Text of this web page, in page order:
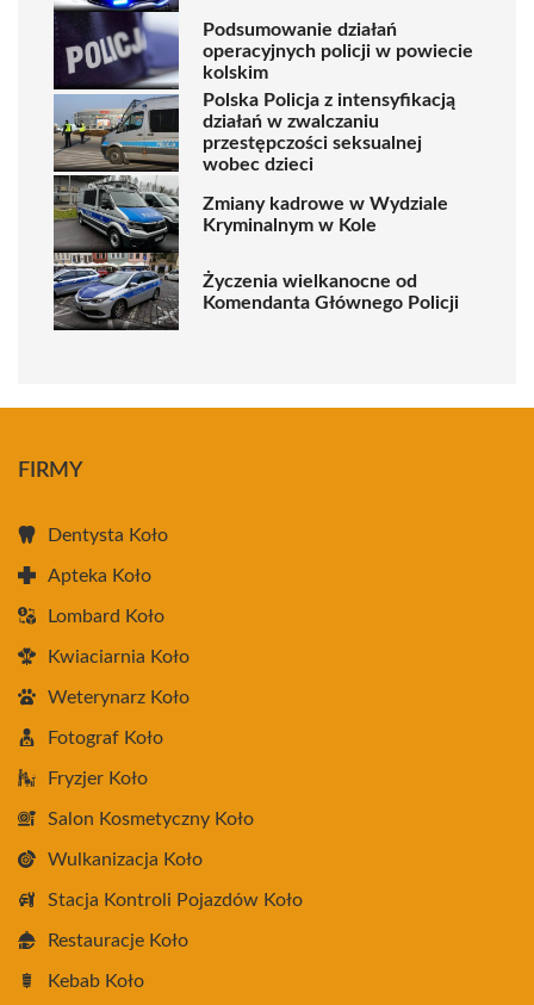
Podsumowanie działań
operacyjnych policji w powiecie
kolskim
Polska Policja z intensyfikacją
działań w zwalczaniu
przestępczości seksualnej
wobec dzieci
Zmiany kadrowe w Wydziale
Kryminalnym w Kole
Życzenia wielkanocne od
Komendanta Głównego Policji
FIRMY
Dentysta Koło
Apteka Koło
Lombard Koło
Kwiaciarnia Koło
Weterynarz Koło
Fotograf Koło
Fryzjer Koło
Salon Kosmetyczny Koło
Wulkanizacja Koło
Stacja Kontroli Pojazdów Koło
Restauracje Koło
Kebab Koło